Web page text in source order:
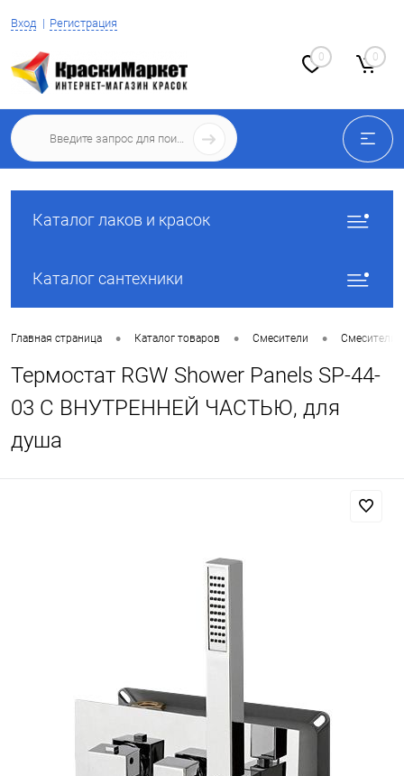
Вход Регистрация
0 0
Каталог лаков и красок
Каталог сантехники
Главная страница • Каталог товаров • Смесители • Смесители
Термостат RGW Shower Panels SP-44-
03 С ВНУТРЕННЕЙ ЧАСТЬЮ, для
душа